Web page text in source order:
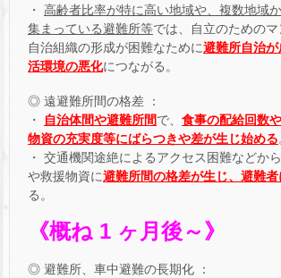
・ 高齢者比率が特に高い地域や、複数地域
集まっている避難所等では、自立のための
自治組織の形成が困難なために避難所自治
活環境の悪化につながる。
◎ 遠避難所間の格差 ：
・
自治体間や避難所間で、 食事の配給回数
物資の充実度等にばらつきや差が生じ始める
・ 交通機関途絶によるアクセス困難などか
や救援物資に避難所間の格差が生じ、避難
る。
《概ね 1 ヶ月後～》
◎ 避難所、車中避難の長期化 ：